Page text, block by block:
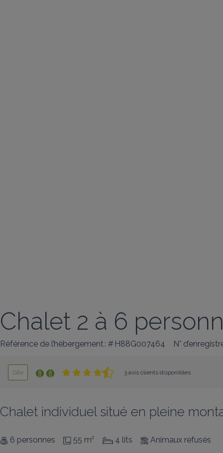
Chalet 2 à 6
Référence de l’hébergement : # H88G007464 N°
Gîte 3 avis clients disponibles
Chalet individuel situé en pleine
6 personnes 55 m² 4 lits Animaux refusés